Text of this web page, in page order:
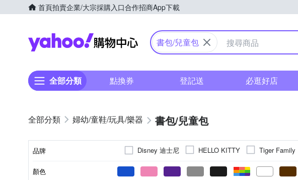
首頁拍賣企業/大宗採購入口合作招商App下載
Yahoo購物中心
書包/兒童包
全部分類 點換券 登記送 必逛好店
婦幼/童鞋/玩具/樂器 書包/兒童包
品牌 Disney 迪士尼 HELLO KITTY Tiger Family
顏色